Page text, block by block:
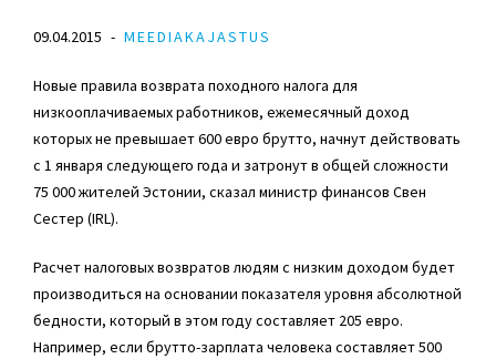
09.04.2015 MEEDIAKAJASTUS
Новые правила возврата походного налога для
низкооплачиваемых работников, ежемесячный доход
которых не превышает 600 евро брутто, начнут действовать
с 1 января следующего года и затронут в общей сложности
75 000 жителей Эстонии, сказал министр финансов Свен
Сестер (IRL).
Расчет налоговых возвратов людям с низким доходом будет
производиться на основании показателя уровня абсолютной
бедности, который в этом году составляет 205 евро.
Например, если брутто-зарплата человека составляет 500